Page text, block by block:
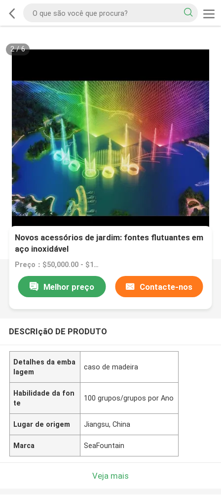
2/6
Novos acessórios de jardim: fontes flutuantes em
aço inoxidável
Preço：$50,000.00 - $120,000.00/sets
Melhor preço Contacte-nos
DESCRIçãO DE PRODUTO
Detalhes da emba
lagem
caso de madeira
Habilidade da fon
te
100 grupos/grupos por Ano
Lugar de origem Jiangsu, China
Marca SeaFountain
Veja mais